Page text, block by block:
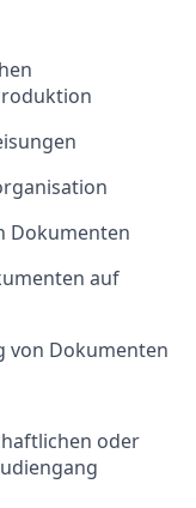
Dokumenten
auf
von Dokumenten
oder